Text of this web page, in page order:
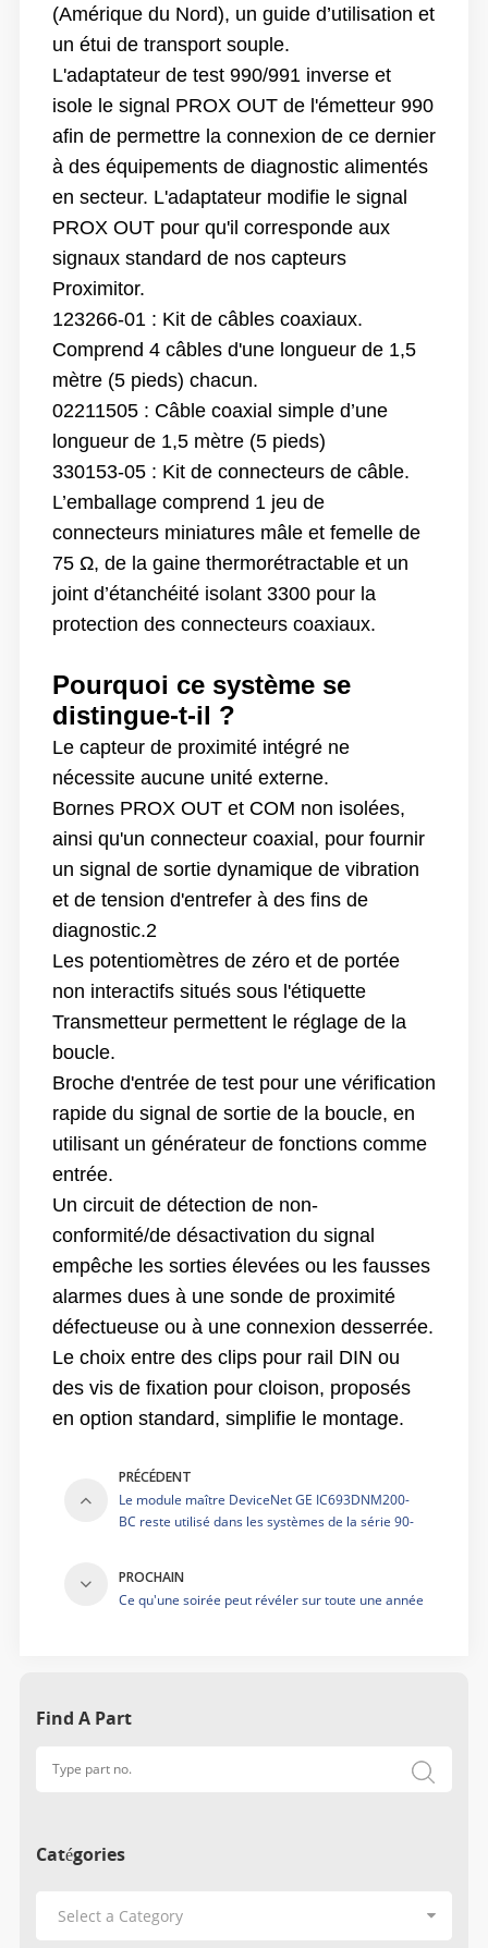
(Amérique du Nord), un guide d’utilisation et
un étui de transport souple.
L'adaptateur de test 990/991 inverse et
isole le signal PROX OUT de l'émetteur 990
afin de permettre la connexion de ce dernier
à des équipements de diagnostic alimentés
en secteur. L'adaptateur modifie le signal
PROX OUT pour qu'il corresponde aux
signaux standard de nos capteurs
Proximitor.
123266-01 : Kit de câbles coaxiaux.
Comprend 4 câbles d'une longueur de 1,5
mètre (5 pieds) chacun.
02211505 : Câble coaxial simple d’une
longueur de 1,5 mètre (5 pieds)
330153-05 : Kit de connecteurs de câble.
L’emballage comprend 1 jeu de
connecteurs miniatures mâle et femelle de
75 Ω, de la gaine thermorétractable et un
joint d’étanchéité isolant 3300 pour la
protection des connecteurs coaxiaux.
Pourquoi ce système se
distingue-t-il ?
Le capteur de proximité intégré ne
nécessite aucune unité externe.
Bornes PROX OUT et COM non isolées,
ainsi qu'un connecteur coaxial, pour fournir
un signal de sortie dynamique de vibration
et de tension d'entrefer à des fins de
diagnostic.2
Les potentiomètres de zéro et de portée
non interactifs situés sous l'étiquette
Transmetteur permettent le réglage de la
boucle.
Broche d'entrée de test pour une vérification
rapide du signal de sortie de la boucle, en
utilisant un générateur de fonctions comme
entrée.
Un circuit de détection de non-
conformité/de désactivation du signal
empêche les sorties élevées ou les fausses
alarmes dues à une sonde de proximité
défectueuse ou à une connexion desserrée.
Le choix entre des clips pour rail DIN ou
des vis de fixation pour cloison, proposés
en option standard, simplifie le montage.
PRÉCÉDENT
Le module maître DeviceNet GE IC693DNM200-
BC reste utilisé dans les systèmes de la série 90-
PROCHAIN
Ce qu'une soirée peut révéler sur toute une année
Find A Part
Catégories